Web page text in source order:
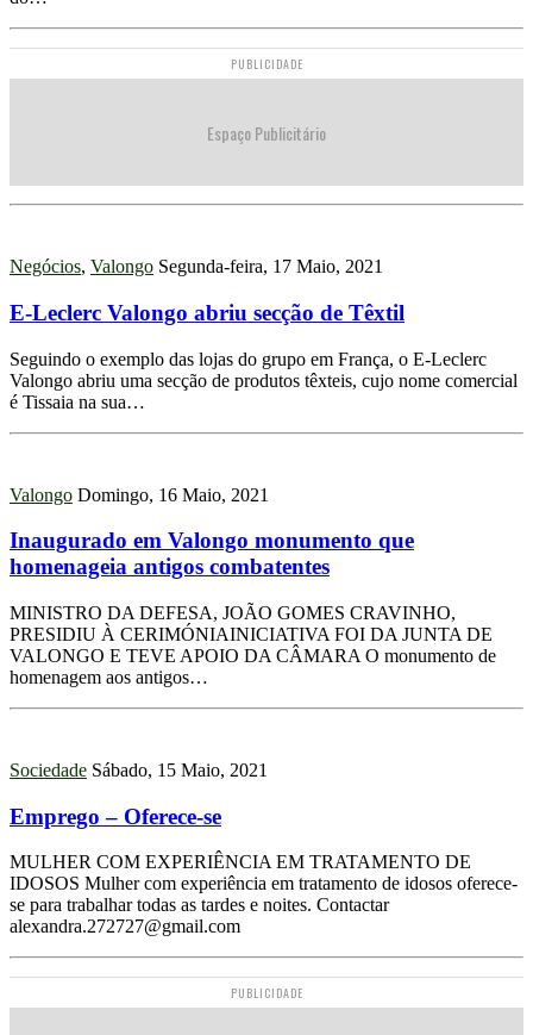
PUBLICIDADE
Espaço Publicitário
Negócios, Valongo Segunda-feira, 17 Maio, 2021
E-Leclerc Valongo abriu secção de Têxtil
Seguindo o exemplo das lojas do grupo em França, o E-Leclerc
Valongo abriu uma secção de produtos têxteis, cujo nome comercial
é Tissaia na sua…
Valongo Domingo, 16 Maio, 2021
Inaugurado em Valongo monumento que
homenageia antigos combatentes
MINISTRO DA DEFESA, JOÃO GOMES CRAVINHO,
PRESIDIU À CERIMÓNIAINICIATIVA FOI DA JUNTA DE
VALONGO E TEVE APOIO DA CÂMARA O monumento de
homenagem aos antigos…
Sociedade Sábado, 15 Maio, 2021
Emprego – Oferece-se
MULHER COM EXPERIÊNCIA EM TRATAMENTO DE
IDOSOS Mulher com experiência em tratamento de idosos oferece-
se para trabalhar todas as tardes e noites. Contactar
alexandra.272727@gmail.com
PUBLICIDADE